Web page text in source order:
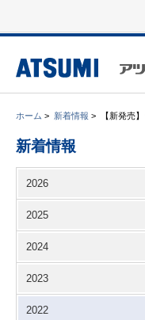
ホーム > 新着情報 > 【新発売
新着情報
2026
2025
2024
2023
2022